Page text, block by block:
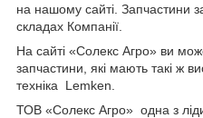
на нашому сайті. Запчастини
складах Компанії.
На сайті «Солекс Агро» ви
запчастини, які мають такі ж
техніка Lemken.
ТОВ «Солекс Агро» одна з